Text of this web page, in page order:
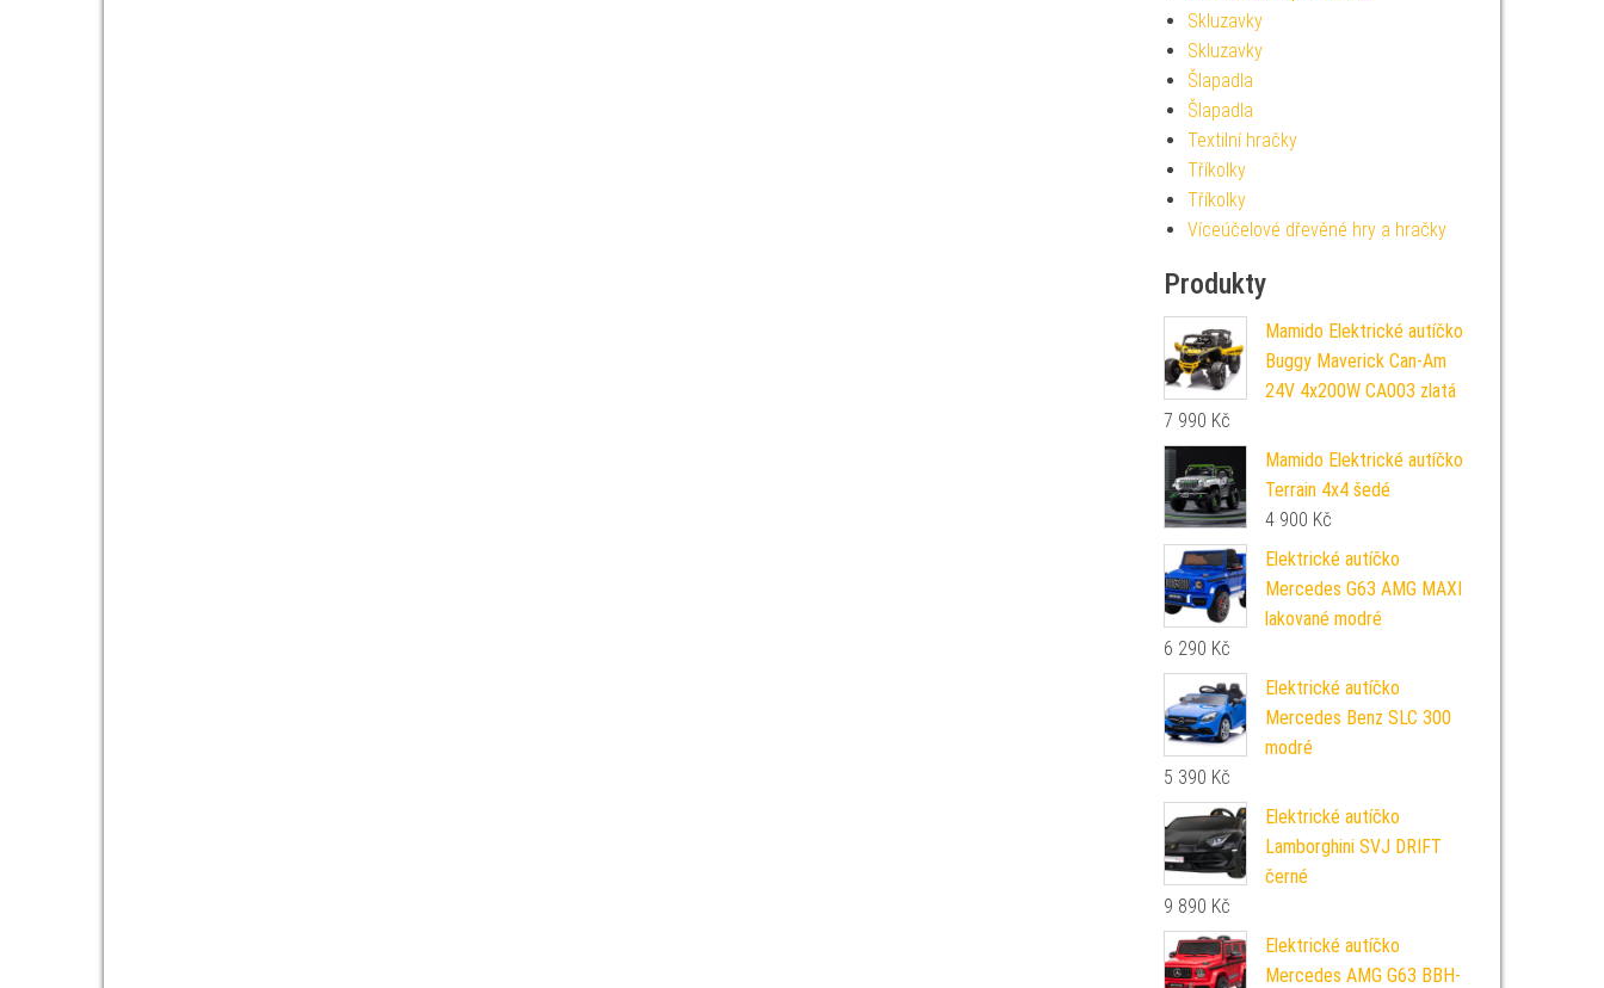
Skluzavky
Skluzavky
Šlapadla
Šlapadla
Textilní hračky
Tříkolky
Tříkolky
Víceúčelové dřevěné hry a hračky
Produkty
Mamido Elektrické autíčko
Buggy Maverick Can-Am
24V 4x200W CA003 zlatá
7 990 Kč
Mamido Elektrické autíčko
Terrain 4x4 šedé
4 900 Kč
Elektrické autíčko
Mercedes G63 AMG MAXI
lakované modré
6 290 Kč
Elektrické autíčko
Mercedes Benz SLC 300
modré
5 390 Kč
Elektrické autíčko
Lamborghini SVJ DRIFT
černé
9 890 Kč
Elektrické autíčko
Mercedes AMG G63 BBH-